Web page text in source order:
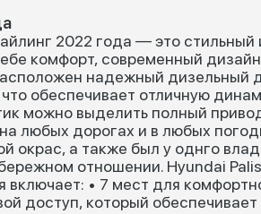
2022 года — это
комфорт, современный
надежный дизельный
обеспечивает отличную
можно выделить полный
любых дорогах и в любых
окрас, а также был у однго
отношении. Hyundai
включает: • 7 мест для
доступ, который